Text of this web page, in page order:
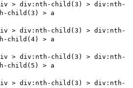
> div:nth-child(3) > div:nth-
child(3) > a
> div:nth-child(3) > div:nth-
child(4) > a
> div:nth-child(3) > div:nth-
child(5) > a
> div:nth-child(3) > div:nth-